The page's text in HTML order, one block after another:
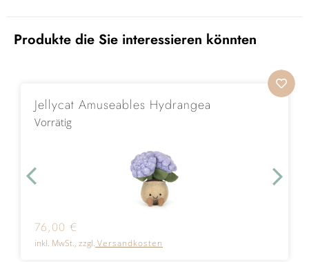
Produkte die Sie interessieren könnten
Jellycat Amuseables Hydrangea
Vorrätig
76,00 €
inkl. MwSt., zzgl. Versandkosten